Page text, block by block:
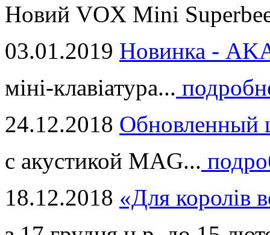
Новий VOX Mini
03.01.2019 Новинка -
міні-клавіатура...
24.12.2018 Обновленный
с акустикой MAG...
18.12.2018 «Для королів